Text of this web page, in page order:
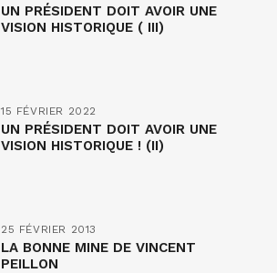
UN PRÉSIDENT DOIT AVOIR UNE
VISION HISTORIQUE ( III)
15 FÉVRIER 2022
UN PRÉSIDENT DOIT AVOIR UNE
VISION HISTORIQUE ! (II)
25 FÉVRIER 2013
LA BONNE MINE DE VINCENT
PEILLON